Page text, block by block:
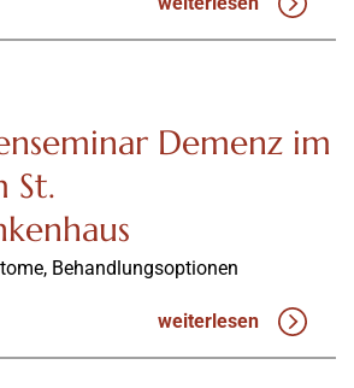
Demenz im
St.
Behandlungsoptionen
weiterlesen